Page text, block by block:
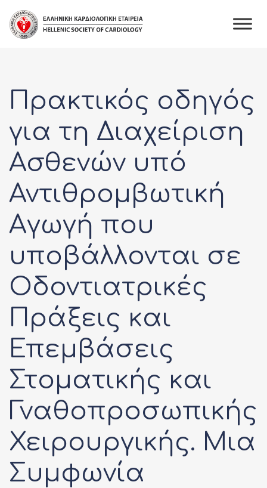
content
Πρακτικός οδηγός
για τη Διαχείριση
Ασθενών υπό
Αντιθρομβωτική
Αγωγή που
υποβάλλονται σε
Οδοντιατρικές
Πράξεις και
Επεμβάσεις
Στοματικής και
Γναθοπροσωπικής
Χειρουργικής. Μια
Συμφωνία